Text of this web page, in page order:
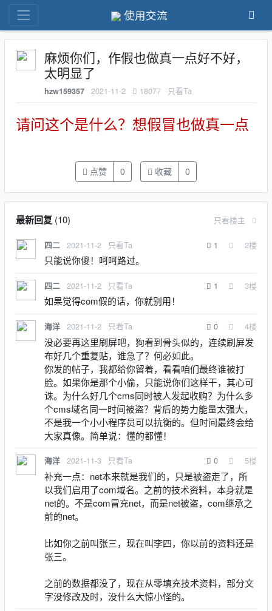
使用交流
麻烦你们，作假也做真一点好不好，
太明显了
hzw159357 2021-11-2 18077 只看Ta
请问这个是什么？想假冒也做真一点
点赞 0 收藏 0
最新回复(10) 只看楼主
四二 2021-11-2 只看Ta 1 2楼
只能说你傻！呵呵路过。
四二 2021-11-2 只看Ta 1 3楼
如果觉得com假的话，你就别用！
海洋 2021-11-2 只看Ta 0 4楼
没必要再这里刷屏吧，狗看到骨头似的，连续刷屏发
布好几个重复贴，谁急了？何必如此。
你发的帖子，我都给你留着，看看咱们最终谁被打
脸。如果你是那个小偷，只能说你们这样干，其心可
诛。为什么好几个cms同时被人发起收购？为什么多
个cms域名同一时间被盗？背后的势力能量太强大，
不是我一个小小程序员可以抗衡的。但时间最终会给
大家真像。简单说：懂的都懂！
海洋 2021-11-3 只看Ta 0 5楼
补充一点：net本来就是我们的，只是被盗走了，所
以我们启用了com域名。之前的技术资料，本身就是
net的。不是com冒充net，而是net被盗，com继承之
前的net。
比如你之前叫张三，现在叫李四，你以前的资料还是
张三。
之前的数据都没了，现在从零填充技术资料，部分文
字没修改及时，没什么大惊小怪的。